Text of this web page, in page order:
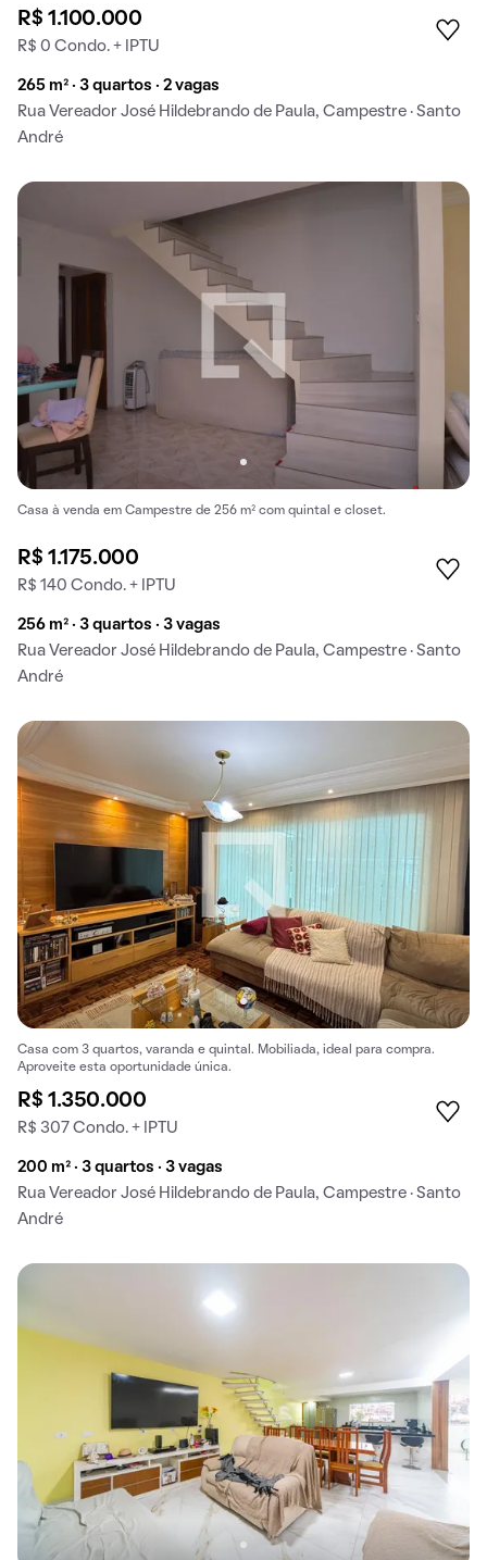
R$ 1.100.000
R$ 0 Condo. + IPTU
265 m² · 3 quartos · 2 vagas
Rua Vereador José Hildebrando de Paula, Campestre · Santo
André
Casa à venda em Campestre de 256 m² com quintal e closet.
R$ 1.175.000
R$ 140 Condo. + IPTU
256 m² · 3 quartos · 3 vagas
Rua Vereador José Hildebrando de Paula, Campestre · Santo
André
Casa com 3 quartos, varanda e quintal. Mobiliada, ideal para compra.
Aproveite esta oportunidade única.
R$ 1.350.000
R$ 307 Condo. + IPTU
200 m² · 3 quartos · 3 vagas
Rua Vereador José Hildebrando de Paula, Campestre · Santo
André